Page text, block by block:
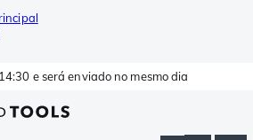
e será enviado no mesmo dia